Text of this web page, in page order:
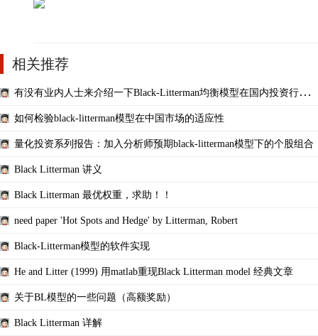
相关推荐
有没有业内人士来介绍一下Black-Litterman均衡模型在国内投资行业
如何检验black-litterman模型在中国市场的适应性
量化投资系列报告：加入分析师预期black-litterman模型下的个股组合
Black Litterman 讲义
Black Litterman 最优权重，求助！！
need paper 'Hot Spots and Hedge' by Litterman, Robert
Black-Litterman模型的软件实现
He and Litter (1999) 用matlab重现Black Litterman model 经典文章
关于BL模型的一些问题（高额奖励）
Black Litterman 详解